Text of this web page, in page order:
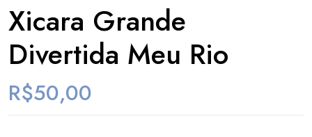
Xicara Grande
Divertida Meu Rio
R$50,00